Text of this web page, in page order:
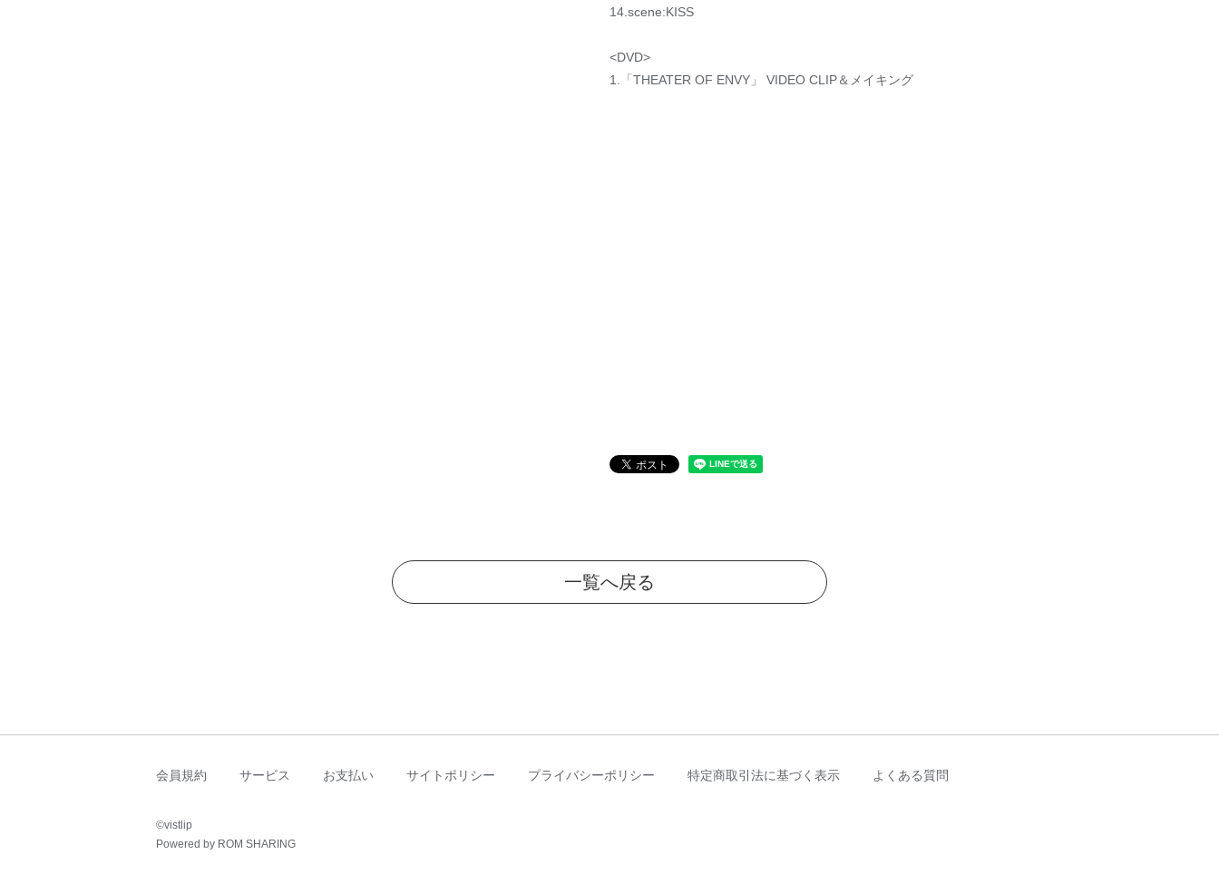
14.scene:KISS
<DVD>
1.「THEATER OF ENVY」 VIDEO CLIP＆メイキング
一覧へ戻る
会員規約 サービス お支払い サイトポリシー プライバシーポリシー 特定商取引法に基づく表示 よくある質問
©︎vistlip
Powered by ROM SHARING